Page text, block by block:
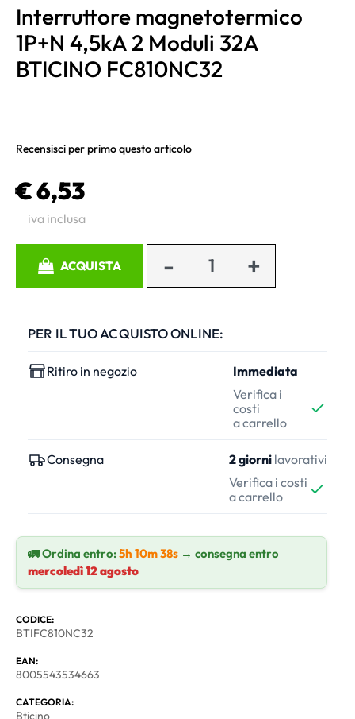
Interruttore magnetotermico
1P+N 4,5kA 2 Moduli 32A
BTICINO FC810NC32
Recensisci per primo questo articolo
€ 6,53
iva inclusa
ACQUISTA
PER IL TUO ACQUISTO ONLINE:
Ritiro in negozio
Immediata
Verifica i
costi
a carrello
Consegna 2 giorni lavorativi
Verifica i costi
a carrello
🚛 Ordina entro:5h 10m 37s → consegna entro
mercoledì 12 agosto
CODICE:
BTIFC810NC32
EAN:
8005543534663
CATEGORIA:
Bticino